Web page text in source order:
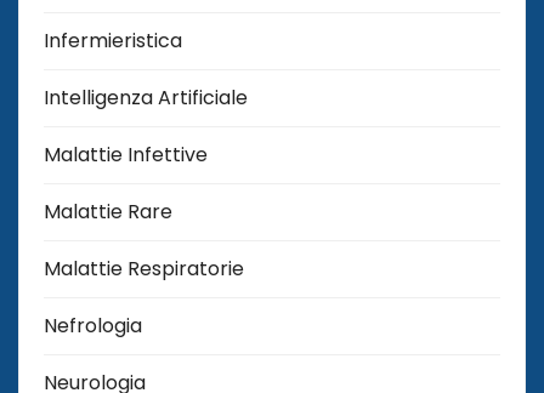
Infermieristica
Intelligenza Artificiale
Malattie Infettive
Malattie Rare
Malattie Respiratorie
Nefrologia
Neurologia